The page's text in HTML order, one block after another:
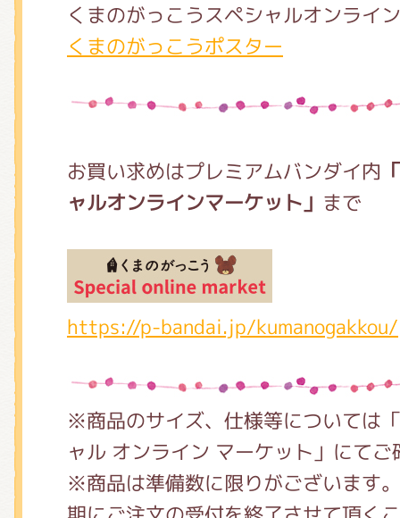
くまのがっこうスペシャルオンライ
くまのがっこうポスター
お買い求めはプレミアムバンダイ内
ャルオンラインマーケット」 まで
https://p-bandai.jp/kumanogakkou/
※商品のサイズ、仕様等については
ャル オンライン マーケット」にて
※商品は準備数に限りがございます